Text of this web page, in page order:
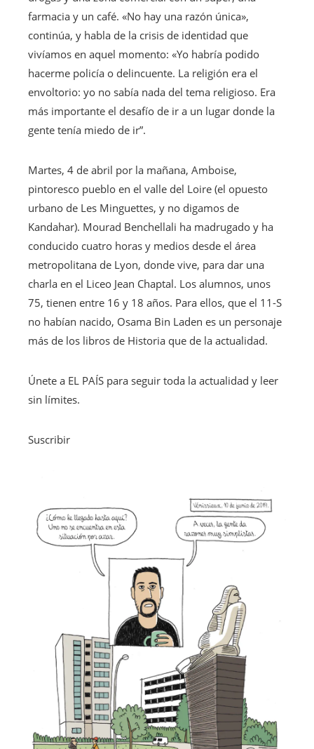
farmacia y un café. «No hay una razón única»,
continúa, y habla de la crisis de identidad que
vivíamos en aquel momento: «Yo habría podido
hacerme policía o delincuente. La religión era el
envoltorio: yo no sabía nada del tema religioso. Era
más importante el desafío de ir a un lugar donde la
gente tenía miedo de ir”.
Martes, 4 de abril por la mañana, Amboise,
pintoresco pueblo en el valle del Loire (el opuesto
urbano de Les Minguettes, y no digamos de
Kandahar). Mourad Benchellali ha madrugado y ha
conducido cuatro horas y medios desde el área
metropolitana de Lyon, donde vive, para dar una
charla en el Liceo Jean Chaptal. Los alumnos, unos
75, tienen entre 16 y 18 años. Para ellos, que el 11-S
no habían nacido, Osama Bin Laden es un personaje
más de los libros de Historia que de la actualidad.
Únete a EL PAÍS para seguir toda la actualidad y leer
sin límites.
Suscribir